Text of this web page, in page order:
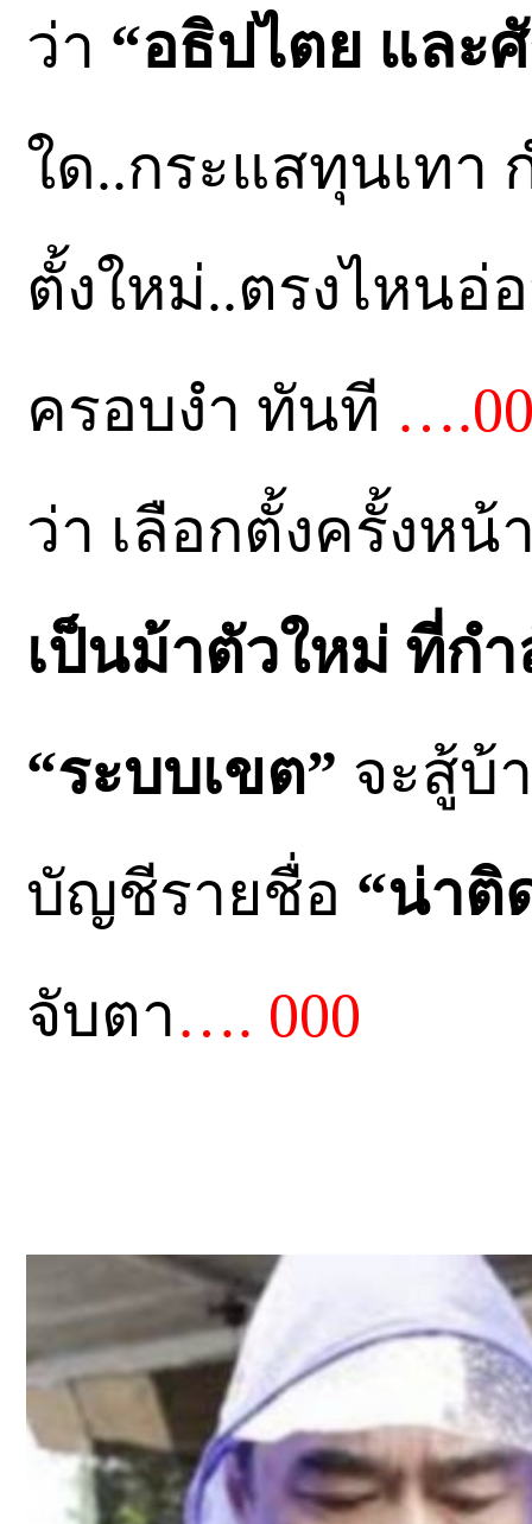
ว่า “อธิปไตย และ
ใด..กระแสทุนเทา
ตั้งใหม่..ตรงไหนอ่
ครอบงำ ทันที
ว่า เลือกตั้งครั้งหน้
เป็นม้าตัวใหม่ ที่ก
“ระบบเขต” จะสู้บ้
บัญชีรายชื่อ “น่าติ
จับตา…. 000